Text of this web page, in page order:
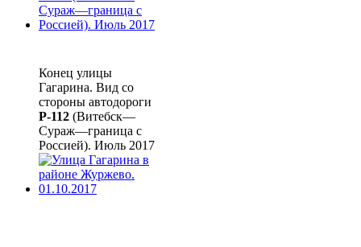
Конец улицы
Гагарина. Вид со
стороны автодороги
Р-112 (Витебск—
Сураж—граница с
Россией). Июль 2017